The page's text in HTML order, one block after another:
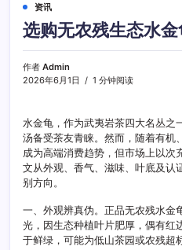
资讯
选购无农残生态水
作者 Admin
2026年6月1日
1 分钟阅读
水金龟，作为武夷岩茶四大名丛之
汤备受茶友青睐。然而，随着有机
成为高端消费趋势，但市场上以次
文从外观、香气、滋味、叶底及认
别方向。
一、外观辨真伪。正品无农残水金
光，因生态种植叶片肥厚，偶有红
于鲜绿，可能为低山茶园或农残超